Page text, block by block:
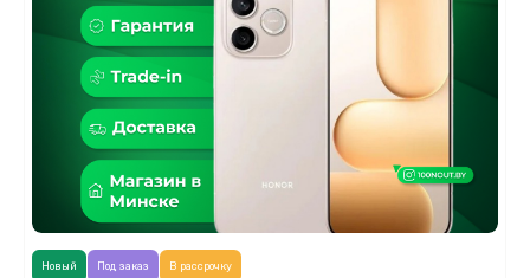
Новый Под заказ В рассрочку